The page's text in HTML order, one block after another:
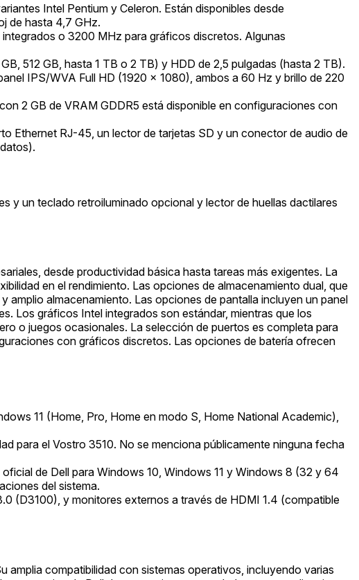
Intel Pentium y Celeron. Están disponibles desde
de hasta 4,7 GHz.
o 3200 MHz para gráficos discretos. Algunas
512 GB, hasta 1 TB o 2 TB) y HDD de 2,5 pulgadas (hasta 2 TB).
IPS/WVA Full HD (1920 x 1080), ambos a 60 Hz y brillo de 220
2 GB de VRAM GDDR5 está disponible en configuraciones con
Ethernet RJ-45, un lector de tarjetas SD y un conector de audio de
y un teclado retroiluminado opcional y lector de huellas dactilares
desde productividad básica hasta tareas más exigentes. La
en el rendimiento. Las opciones de almacenamiento dual, que
almacenamiento. Las opciones de pantalla incluyen un panel
Los gráficos Intel integrados son estándar, mientras que los
o juegos ocasionales. La selección de puertos es completa para
con gráficos discretos. Las opciones de batería ofrecen
11 (Home, Pro, Home en modo S, Home National Academic),
para el Vostro 3510. No se menciona públicamente ninguna fecha
de Dell para Windows 10, Windows 11 y Windows 8 (32 y 64
del sistema.
(D3100), y monitores externos a través de HDMI 1.4 (compatible
amplia compatibilidad con sistemas operativos, incluyendo varias